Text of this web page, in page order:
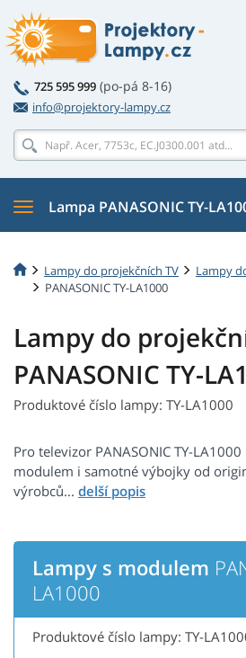
725 595 999 (po-pá 8-16)
info@projektory-lampy.cz
Lampa PANASONIC TY-
Lampy do projekčních TV
Lampy
PANASONIC TY-LA1000
Lampy do
PANASONIC TY-
Produktové číslo lampy: TY-LA1000
Pro televizor PANASONIC TY-
modulem i samotné výbojky od
výrobců...
Lampy s modulem
LA1000
Produktové číslo lampy: TY-